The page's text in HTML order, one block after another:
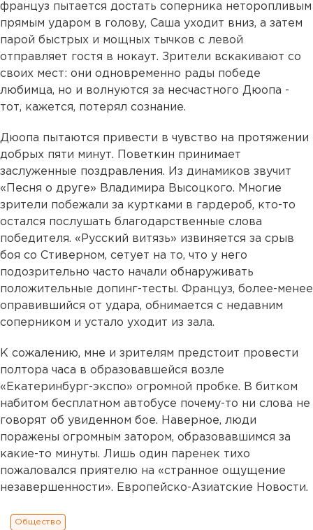
француз пытается достать соперника неторопливым
прямым ударом в голову, Саша уходит вниз, а затем
парой быстрых и мощных тычков с левой
отправляет гостя в нокаут. Зрители вскакивают со
своих мест: они одновременно рады победе
любимца, но и волнуются за несчастного Дюопа -
тот, кажется, потерял сознание.
Дюопа пытаются привести в чувство на протяжении
добрых пяти минут. Поветкин принимает
заслуженные поздравления. Из динамиков звучит
«Песня о друге» Владимира Высоцкого. Многие
зрители побежали за куртками в гардероб, кто-то
остался послушать благодарственные слова
победителя. «Русский витязь» извиняется за срыв
боя со Стиверном, сетует на то, что у него
подозрительно часто начали обнаруживать
положительные допинг-тесты. Француз, более-менее
оправившийся от удара, обнимается с недавним
соперником и устало уходит из зала.
К сожалению, мне и зрителям предстоит провести
полтора часа в образовавшейся возле
«Екатеринбург-экспо» огромной пробке. В битком
набитом бесплатном автобусе почему-то ни слова не
говорят об увиденном бое. Наверное, люди
поражены огромным затором, образовавшимся за
какие-то минуты. Лишь один паренек тихо
пожаловался приятелю на «странное ощущение
незавершенности». Европейско-Азиатские Новости.
Общество